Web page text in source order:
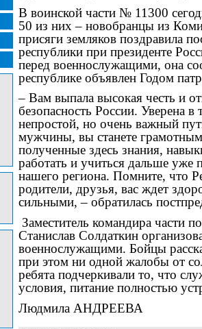
В воинской части № 11300
50 из них – новобранцы из
присяги земляков поздравила
республики при президенте
перед военнослужащими, она
республике объявлен Годом
– Вам выпала высокая честь и
безопасность России. Уверена
непростой, но очень важный
мужчины, вы станете
полученные здесь знания,
работать и учиться дальше уже
нашего региона. Помните, что
родители, друзья, вас ждет
сильными, – обратилась
Заместитель командира части
Станислав Солдаткин
военнослужащими. Бойцы
при этом ни одной жалобы от
ребята подчеркивали то, что
условия, питание полностью
Людмила АНДРЕЕВА